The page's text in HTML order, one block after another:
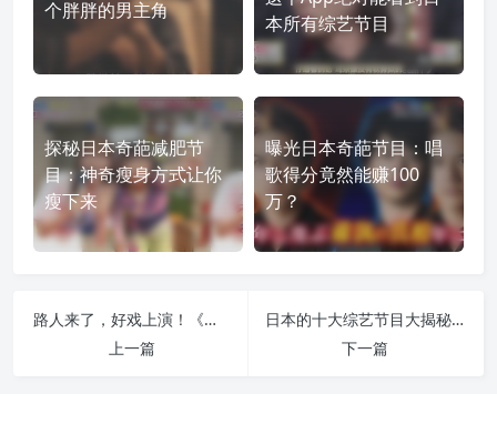
个胖胖的男主角
本所有综艺节目
探秘日本奇葩减肥节
目：神奇瘦身方式让你
瘦下来
曝光日本奇葩节目：唱
歌得分竟然能赚100
万？
路人来了，好戏上演！《人类观察》百度云资源限时领取
上一篇
日本的十大综艺节目大揭秘！从笑点到冰雪奇缘你知道几个？
下一篇